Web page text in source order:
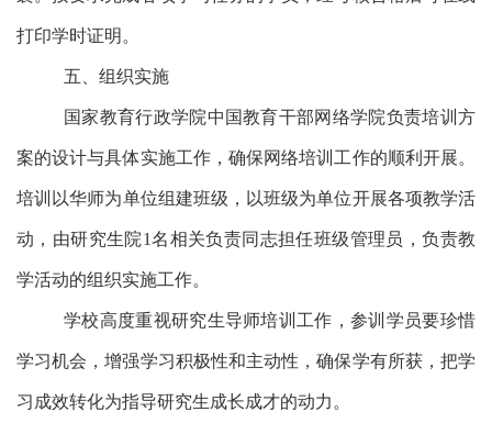
打印学时证明。
五、组织实施
国家教育行政学院中国教育干部网络学院负责培训方
案的设计与具体实施工作，确保网络培训工作的顺利开展。
培训以华师为单位组建班级，以班级为单位开展各项教学活
动， 由研究生院1名相关负责同志担任班级管理员，负责教
学活动的组织实施工作。
学校高度重视研究生导师培训工作，参训学员要珍惜
学习机会，增强学习积极性和主动性，确保学有所获，把学
习成效转化为指导研究生成长成才的动力。